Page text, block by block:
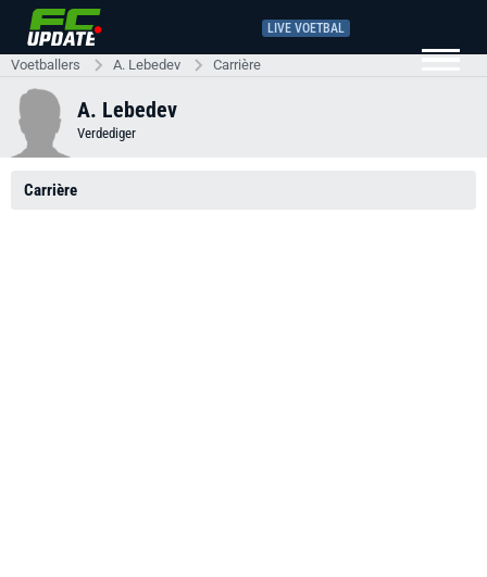
LIVE VOETBAL
Voetballers A. Lebedev Carrière
A. Lebedev
Verdediger
Carrière